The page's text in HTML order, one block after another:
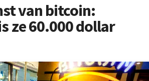
van bitcoin:
ze 60.000 dollar